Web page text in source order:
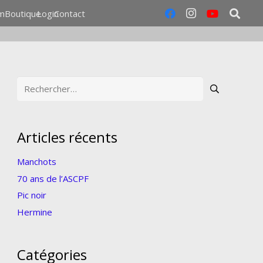
BoutiqueLoginContact
Rechercher :
Articles récents
Manchots
70 ans de l’ASCPF
Pic noir
Hermine
Catégories